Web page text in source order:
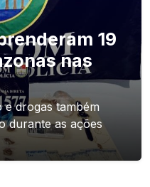
19
nas
e drogas também
durante as ações